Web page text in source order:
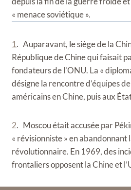
« menace soviétique ».
1. Auparavant, le siège de la
République de Chine qui faisait
fondateurs de l’ONU. La «
désigne la rencontre d’équipes
américains en Chine, puis aux
2. Moscou était accusée par
« révisionniste » en abandonnant
révolutionnaire. En 1969, des
frontaliers opposent la Chine et